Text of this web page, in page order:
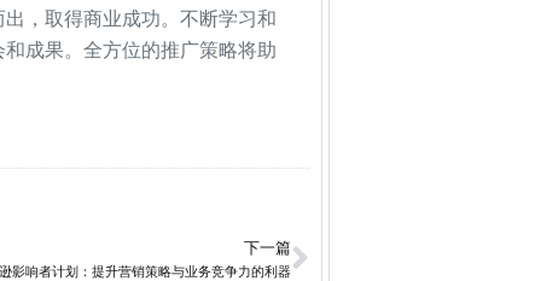
，取得商业成功。不断学习和
成果。全方位的推广策略将助
下一篇
影响者计划：提升营销策略与业务竞争力的利器